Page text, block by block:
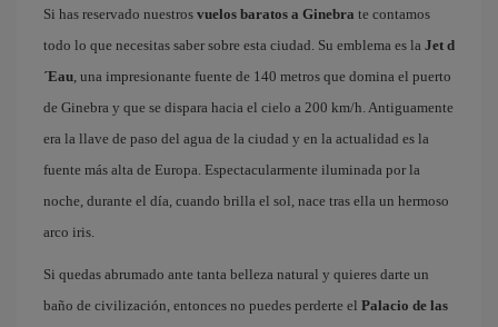
Si has reservado nuestros vuelos baratos a Ginebra te contamos
todo lo que necesitas saber sobre esta ciudad. Su emblema es la Jet d
´Eau, una impresionante fuente de 140 metros que domina el puerto
de Ginebra y que se dispara hacia el cielo a 200 km/h. Antiguamente
era la llave de paso del agua de la ciudad y en la actualidad es la
fuente más alta de Europa. Espectacularmente iluminada por la
noche, durante el día, cuando brilla el sol, nace tras ella un hermoso
arco iris.
Si quedas abrumado ante tanta belleza natural y quieres darte un
baño de civilización, entonces no puedes perderte el Palacio de las